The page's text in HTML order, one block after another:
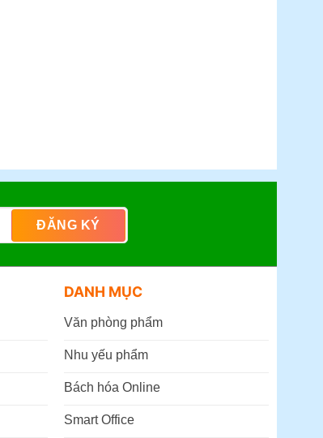
DANH MỤC
Văn phòng phẩm
Nhu yếu phẩm
Bách hóa Online
Smart Office